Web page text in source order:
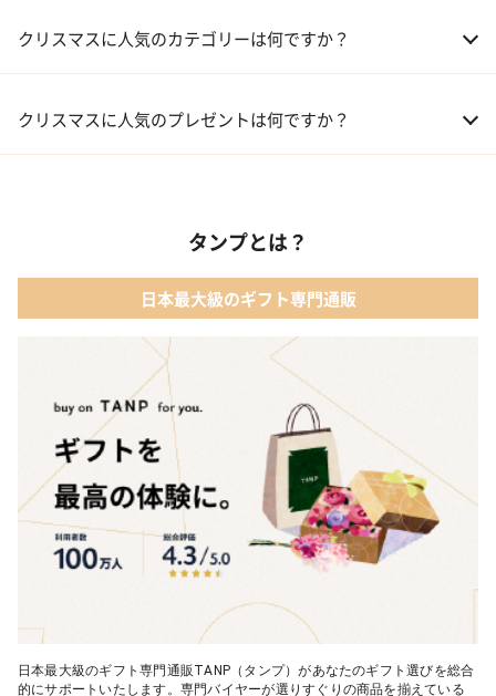
クリスマスに人気のカテゴリーは何ですか？
02 ファッション小物
04 メイクアップ
05 入浴剤・バスケア
クリスマスに人気のプレゼントは何ですか？
03 【名入れギフト】フラワーティントリップ［日本限定ピンクゴ
ールドパッケージ］
04 FLOWERiUM®︎ Christmas toilette（フラワリウム クリスマス
05 2人のための体験カタログ FOR2ギフト（GREEN）
タンプとは？
日本最大級のギフト専門通販
日本最大級のギフト専門通販TANP（タンプ）があなたのギフト選びを総合
的にサポートいたします。専門バイヤーが選りすぐりの商品を揃えている